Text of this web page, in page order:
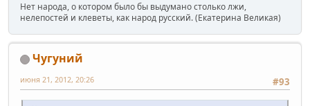
Нет народа, о котором было бы выдумано столько лжи,
нелепостей и клеветы, как народ русский. (Екатерина Великая)
Чугуний
#93
июня 21, 2012, 20:26